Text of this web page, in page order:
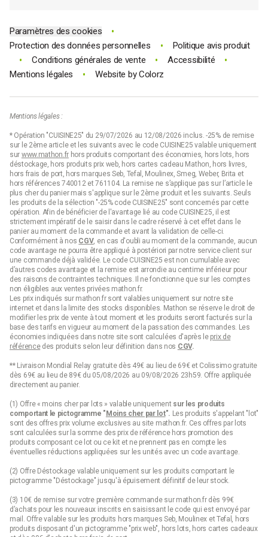
Paramètres des cookies •
Protection des données personnelles • Politique avis produit
• Conditions générales de vente • Accessibilité •
Mentions légales • Website byColorz
Mentions légales :
* Opération "CUISINE25" du 29/07/2026 au 12/08/2026 inclus. -25% de remise
sur le 2ème article et les suivants avec le code CUISINE25 valable uniquement
sur www.mathon.frhors produits comportant des économies, hors lots, hors
déstockage, hors produits prix web, hors cartes cadeau Mathon, hors livres,
hors frais de port, hors marques Seb, Tefal, Moulinex, Smeg, Weber, Brita et
hors références 740012 et 761104. La remise ne s’applique pas sur l’article le
plus cher du panier mais s'applique sur le 2ème produit et les suivants. Seuls
les produits de la sélection "-25% code CUISINE25" sont concernés par cette
opération. Afin de bénéficier de l'avantage lié au code CUISINE25, il est
strictement impératif de le saisir dans le cadre réservé à cet effet dans le
panier au moment de la commande et avant la validation de celle-ci.
Conformément à nos CGV, en cas d'oubli au moment de la commande, aucun
code avantage ne pourra être appliqué à postériori par notre service client sur
une commande déjà validée. Le code CUISINE25 est non cumulable avec
d’autres codes avantage et la remise est arrondie au centime inférieur pour
des raisons de contraintes techniques. Il ne fonctionne que sur les comptes
non éligibles aux ventes privées mathon.fr.
Les prix indiqués sur mathon.fr sont valables uniquement sur notre site
internet et dans la limite des stocks disponibles. Mathon se réserve le droit de
modifier les prix de vente à tout moment et les produits seront facturés sur la
base des tarifs en vigueur au moment de la passation des commandes. Les
économies indiquées dans notre site sont calculées d'après le prix de
référencedes produits selon leur définition dans nos CGV.
** Livraison Mondial Relay gratuite dès 49€ au lieu de 69€ et Colissimo gratuite
dès 69€ au lieu de 89€ du 05/08/2026 au 09/08/2026 23h59. Offre appliquée
directement au panier.
(1) Offre « moins cher par lots » valable uniquement sur les produits
comportant le pictogramme "Moins cher par lot". Les produits s'appelant "lot"
sont des offres prix volume exclusives au site mathon.fr. Ces offres par lots
sont calculées sur la somme des prix de référence hors promotion des
produits composant ce lot ou ce kit et ne prennent pas en compte les
éventuelles réductions appliquées sur les unités avec un code avantage.
(2) Offre Déstockage valable uniquement sur les produits comportant le
pictogramme "Déstockage" jusqu'à épuisement définitif de leur stock.
(3) 10€ de remise sur votre première commande sur mathon.fr dès 99€
d’achats pour les nouveaux inscrits en saisissant le code qui est envoyé par
mail. Offre valable sur les produits hors marques Seb, Moulinex et Tefal, hors
produits disposant d'un pictogramme "prix web", hors lots, hors cartes cadeaux